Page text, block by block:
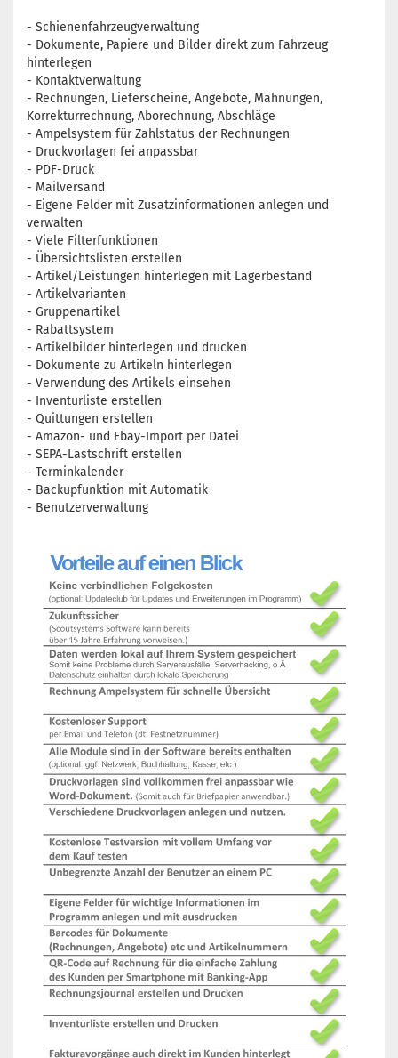
- Schienenfahrzeugverwaltung
- Dokumente, Papiere und Bilder direkt zum Fahrzeug
hinterlegen
- Kontaktverwaltung
- Rechnungen, Lieferscheine, Angebote, Mahnungen,
Korrekturrechnung, Aborechnung, Abschläge
- Ampelsystem für Zahlstatus der Rechnungen
- Druckvorlagen fei anpassbar
- PDF-Druck
- Mailversand
- Eigene Felder mit Zusatzinformationen anlegen und
verwalten
- Viele Filterfunktionen
- Übersichtslisten erstellen
- Artikel/Leistungen hinterlegen mit Lagerbestand
- Artikelvarianten
- Gruppenartikel
- Rabattsystem
- Artikelbilder hinterlegen und drucken
- Dokumente zu Artikeln hinterlegen
- Verwendung des Artikels einsehen
- Inventurliste erstellen
- Quittungen erstellen
- Amazon- und Ebay-Import per Datei
- SEPA-Lastschrift erstellen
- Terminkalender
- Backupfunktion mit Automatik
- Benutzerverwaltung